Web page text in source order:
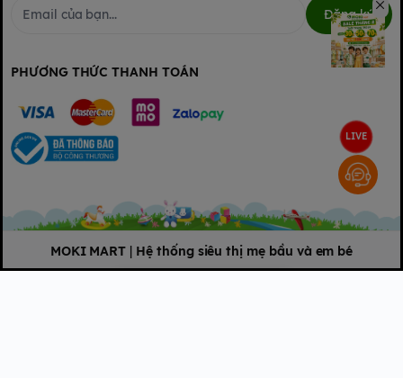
Đăng ký
PHƯƠNG THỨC THANH TOÁN
MOKI MART Hệ thống siêu thị mẹ bầu và em bé
LIVE